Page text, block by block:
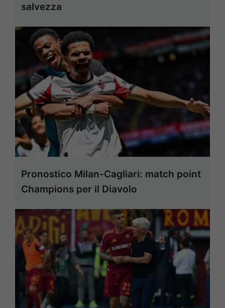
salvezza
Pronostico Milan-Cagliari: match point
Champions per il Diavolo